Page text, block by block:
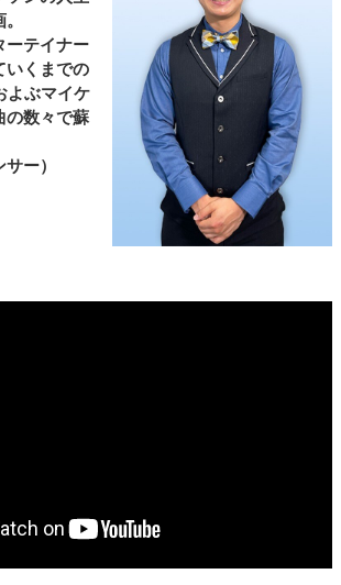
ーテイナー
いくまでの
よぶマイケ
の数々で蘇
ー）